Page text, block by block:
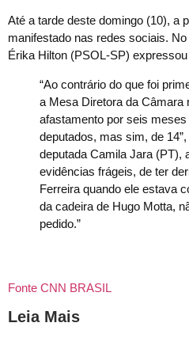
Até a tarde deste domingo (10), a
manifestado nas redes sociais.
Érika Hilton (PSOL-SP)
“Ao contrário do que foi
a Mesa Diretora da Câmara
afastamento por seis
deputados, mas sim, de 14”,
deputada Camila Jara (PT),
evidências frágeis, de ter
Ferreira quando ele estava
da cadeira de Hugo Motta,
pedido.”
Fonte CNN BRASIL
Leia Mais